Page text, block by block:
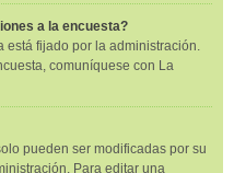
a la encuesta?
está fijado por la administración.
comuníquese con La
pueden ser modificadas por su
Para editar una